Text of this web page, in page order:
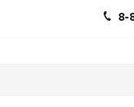
8-